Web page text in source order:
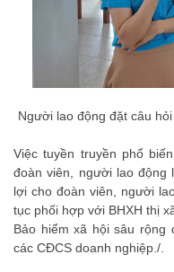
Người lao động đặt câu
Việc tuyền truyền phổ
đoàn viên, người lao động
lợi cho đoàn viên, người
tục phối hợp với BHXH thị
Bảo hiểm xã hội sâu rộng
các CĐCS doanh nghiệp./.